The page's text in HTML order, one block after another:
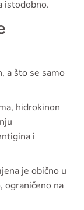
istodobno.
a što se samo
hidrokinon
i
je obično u
ograničeno na